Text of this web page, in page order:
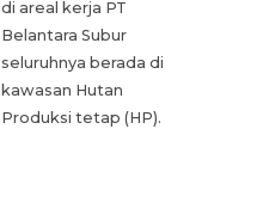
di areal kerja PT
Belantara Subur
seluruhnya berada di
kawasan Hutan
Produksi tetap (HP).